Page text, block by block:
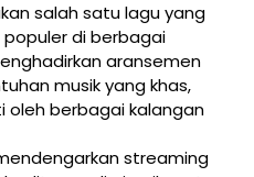
salah satu lagu yang
di berbagai
aransemen
musik yang khas,
oleh berbagai kalangan
streaming